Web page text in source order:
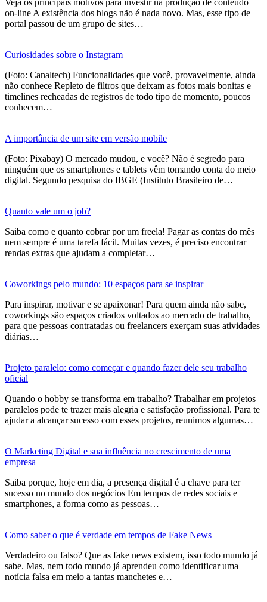
Veja os principais motivos para investir na produção de conteúdo
on-line A existência dos blogs não é nada novo. Mas, esse tipo de
portal passou de um grupo de sites…
Curiosidades sobre o Instagram
(Foto: Canaltech) Funcionalidades que você, provavelmente, ainda
não conhece Repleto de filtros que deixam as fotos mais bonitas e
timelines recheadas de registros de todo tipo de momento, poucos
conhecem…
A importância de um site em versão mobile
(Foto: Pixabay) O mercado mudou, e você? Não é segredo para
ninguém que os smartphones e tablets vêm tomando conta do meio
digital. Segundo pesquisa do IBGE (Instituto Brasileiro de…
Quanto vale um o job?
Saiba como e quanto cobrar por um freela! Pagar as contas do mês
nem sempre é uma tarefa fácil. Muitas vezes, é preciso encontrar
rendas extras que ajudam a completar…
Coworkings pelo mundo: 10 espaços para se inspirar
Para inspirar, motivar e se apaixonar! Para quem ainda não sabe,
coworkings são espaços criados voltados ao mercado de trabalho,
para que pessoas contratadas ou freelancers exerçam suas atividades
diárias…
Projeto paralelo: como começar e quando fazer dele seu trabalho
oficial
Quando o hobby se transforma em trabalho? Trabalhar em projetos
paralelos pode te trazer mais alegria e satisfação profissional. Para te
ajudar a alcançar sucesso com esses projetos, reunimos algumas…
O Marketing Digital e sua influência no crescimento de uma
empresa
Saiba porque, hoje em dia, a presença digital é a chave para ter
sucesso no mundo dos negócios Em tempos de redes sociais e
smartphones, a forma como as pessoas…
Como saber o que é verdade em tempos de Fake News
Verdadeiro ou falso? Que as fake news existem, isso todo mundo já
sabe. Mas, nem todo mundo já aprendeu como identificar uma
notícia falsa em meio a tantas manchetes e…